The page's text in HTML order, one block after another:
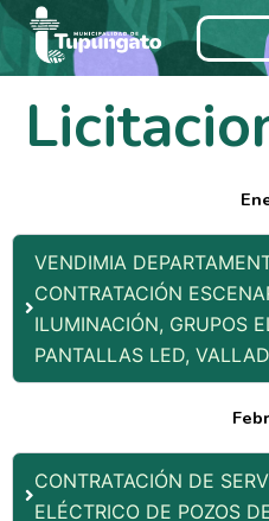
Ir
contenido
VENDIMIA
CONTRATACIÓN
ILUMINACIÓN, GRUPOS
PANTALLAS LED,
CONTRATACIÓN DE
ELÉCTRICO DE POZOS